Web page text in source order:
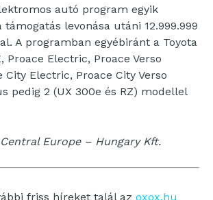
autó program egyik
levonása utáni 12.999.999
A programban egyébiránt a Toyota
Proace Electric, Proace Verso
City Electric, Proace City Verso
pedig 2 (UX 300e és RZ) modellel
Europe – Hungary Kft.
friss híreket talál az oxox.hu